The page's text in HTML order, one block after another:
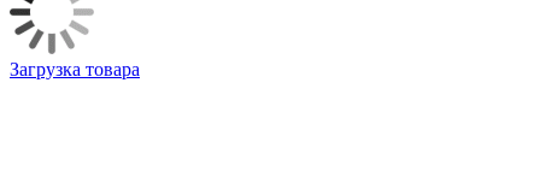
Загрузка товара